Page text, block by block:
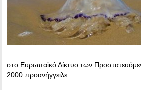
στο Ευρωπαϊκό Δίκτυο των
2000 προανήγγειλε…